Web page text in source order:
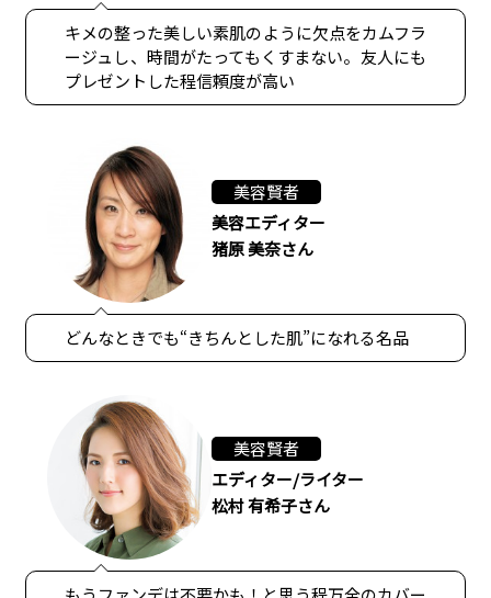
キメの整った美しい素肌のように欠点をカムフラ
ージュし、時間がたってもくすまない。友人にも
プレゼントした程信頼度が高い
美容賢者
美容エディター
猪原 美奈さん
どんなときでも“きちんとした肌”になれる名品
美容賢者
エディター/ライター
松村 有希子さん